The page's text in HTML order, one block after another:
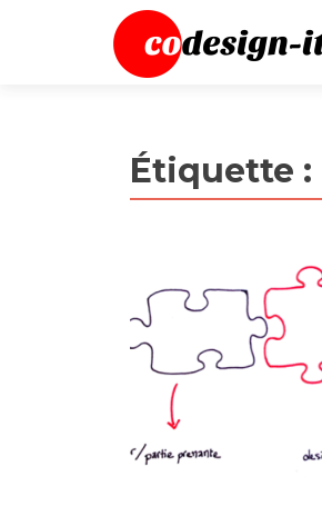
Étiquette :